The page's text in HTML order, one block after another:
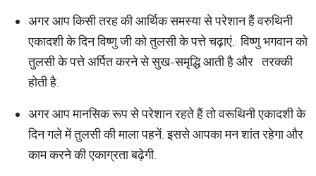
अगर आप किसी तरह की आर्थिक समस्या से परेशान हैं वरुथिनी
एकादशी के दिन विष्णु जी को तुलसी के पत्ते चढ़ाएं. विष्णु भगवान को
तुलसी के पत्ते अर्पित करने से सुख-समृद्धि आती है और तरक्की
होती है.
अगर आप मानसिक रूप से परेशान रहते हैं तो वरूथिनी एकादशी के
दिन गले में तुलसी की माला पहनें. इससे आपका मन शांत रहेगा और
काम करने की एकाग्रता बढ़ेगी.